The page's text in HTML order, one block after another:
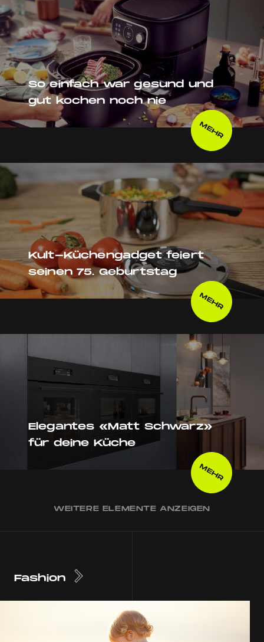
So einfach war gesund und
gut kochen noch nie
MEHR
Kult-Küchengadget feiert
seinen 75. Geburtstag
MEHR
Elegantes «Matt Schwarz»
für deine Küche
MEHR
WEITERE ELEMENTE ANZEIGEN
Fashion